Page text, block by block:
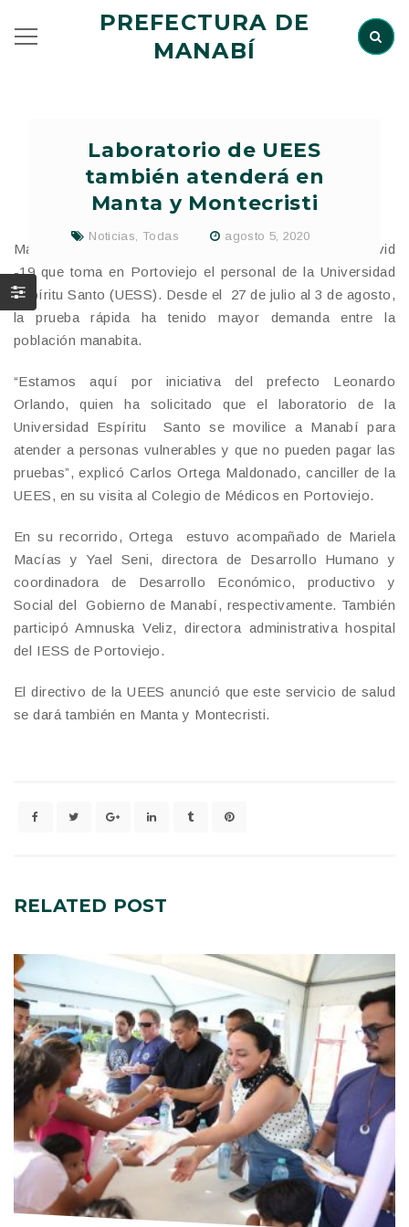
PREFECTURA DE
MANABÍ
Laboratorio de UEES
también atenderá en
Manta y Montecristi
Noticias Todas agosto 5, 2020
Más de 1.200 personas accedieron a las pruebas de Covid
-19 que toma en Portoviejo el personal de la Universidad
Espíritu Santo (UESS). Desde el 27 de julio al 3 de agosto,
la prueba rápida ha tenido mayor demanda entre la
población manabita.
“Estamos aquí por iniciativa del prefecto Leonardo
Orlando, quien ha solicitado que el laboratorio de la
Universidad Espíritu Santo se movilice a Manabí para
atender a personas vulnerables y que no pueden pagar las
pruebas”, explicó Carlos Ortega Maldonado, canciller de la
UEES, en su visita al Colegio de Médicos en Portoviejo.
En su recorrido, Ortega estuvo acompañado de Mariela
Macías y Yael Seni, directora de Desarrollo Humano y
coordinadora de Desarrollo Económico, productivo y
Social del Gobierno de Manabí, respectivamente. También
participó Amnuska Veliz, directora administrativa hospital
del IESS de Portoviejo.
El directivo de la UEES anunció que este servicio de salud
se dará también en Manta y Montecristi.
RELATED POST